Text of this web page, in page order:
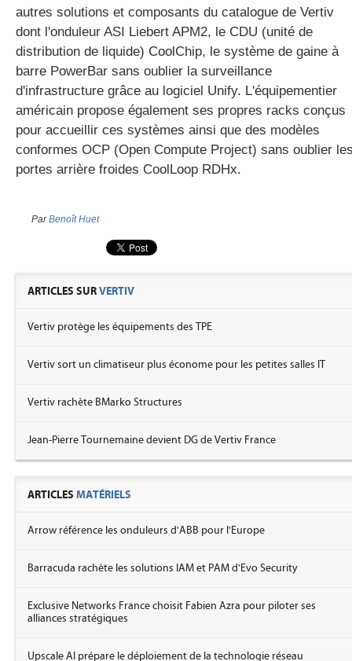
autres solutions et composants du catalogue de Vertiv
dont l'onduleur ASI Liebert APM2, le CDU (unité de
distribution de liquide) CoolChip, le système de gaine à
barre PowerBar sans oublier la surveillance
d'infrastructure grâce au logiciel Unify. L'équipementier
américain propose également ses propres racks conçus
pour accueillir ces systèmes ainsi que des modèles
conformes OCP (Open Compute Project) sans oublier
portes arrière froides CoolLoop RDHx.
ParBenoît Huet
ARTICLES SURVERTIV
Vertiv protège les équipements des TPE
Vertiv sort un climatiseur plus économe pour les petites salles IT
Vertiv rachète BMarko Structures
Jean-Pierre Tournemaine devient DG de Vertiv France
ARTICLES MATÉRIELS
Arrow référence les onduleurs d'ABB pour l'Europe
Barracuda rachète les solutions IAM et PAM d'Evo Security
Exclusive Networks France choisit Fabien Azra pour piloter ses
alliances stratégiques
Upscale AI prépare le déploiement de la technologie réseau